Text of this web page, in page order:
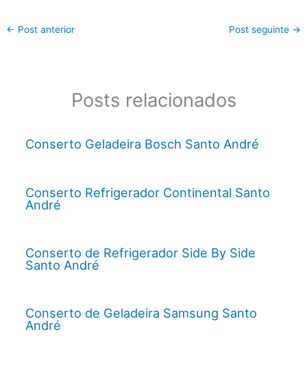
← Post anterior Post seguinte →
Posts relacionados
Conserto Geladeira Bosch Santo André
Conserto Refrigerador Continental Santo
André
Conserto de Refrigerador Side By Side
Santo André
Conserto de Geladeira Samsung Santo
André